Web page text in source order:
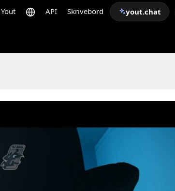
Yout API Skrivebord yout.chat